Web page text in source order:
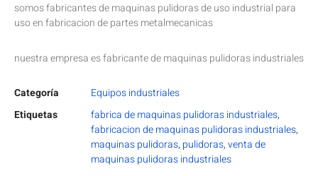
somos fabricantes de maquinas pulidoras de uso industrial para
uso en fabricacion de partes metalmecanicas
nuestra empresa es fabricante de maquinas pulidoras industriales
Categoría
Equipos industriales
Etiquetas
fabrica de maquinas pulidoras industriales,
fabricacion de maquinas pulidoras industriales,
maquinas pulidoras, pulidoras,venta de
maquinas pulidoras industriales